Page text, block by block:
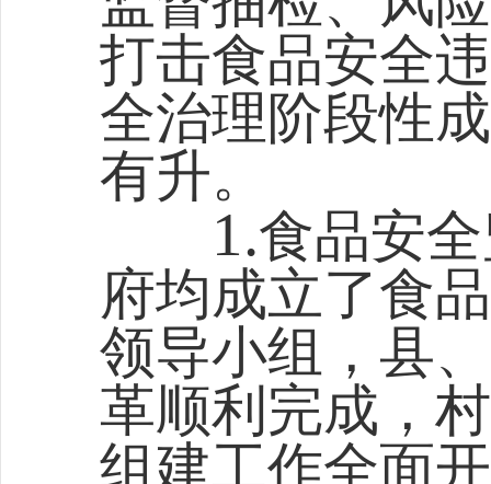
打击食品安全
全治理阶段性
有升。
1.食品安
府均成立了食
领导小组，县
革顺利完成，
组建工作全面